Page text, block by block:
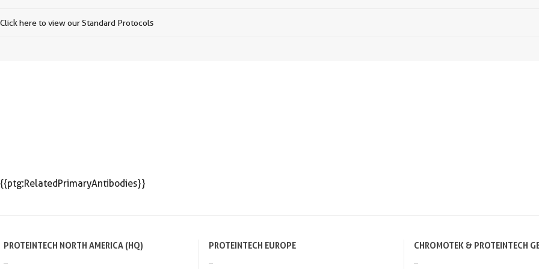
Click here to view our Standard Protocols
{{ptg:RelatedPrimaryAntibodies}}
PROTEINTECH NORTH AMERICA (HQ) PROTEINTECH EUROPE CHROMOTEK & PROTEINTECH